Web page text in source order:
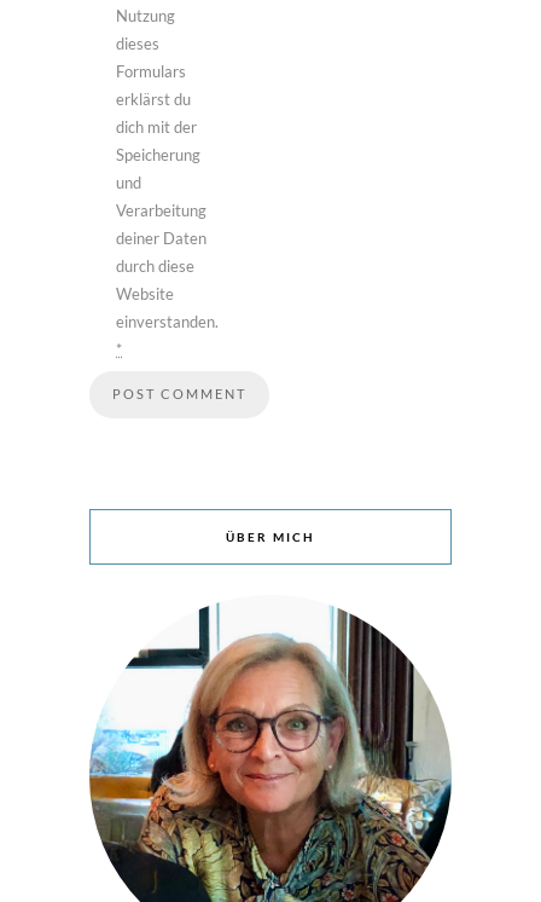
Nutzung
dieses
Formulars
erklärst du
dich mit der
Speicherung
und
Verarbeitung
deiner Daten
durch diese
Website
einverstanden.
*
ÜBER MICH